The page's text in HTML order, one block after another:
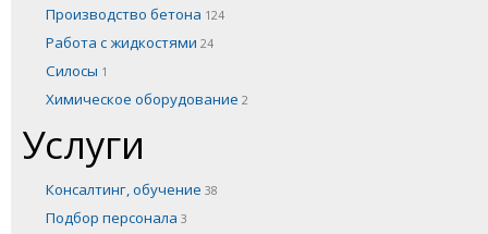
Производство бетона 124
Работа с жидкостями 24
Силосы 1
Химическое оборудование 2
Услуги
Консалтинг, обучение 38
Подбор персонала 3